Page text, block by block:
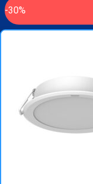
-30%